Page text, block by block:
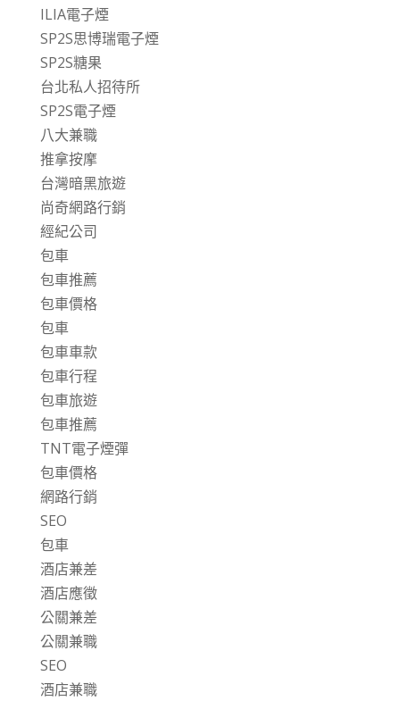
ILIA電子煙
SP2S思博瑞電子煙
SP2S糖果
台北私人招待所
SP2S電子煙
八大兼職
推拿按摩
台灣暗黑旅遊
尚奇網路行銷
經紀公司
包車
包車推薦
包車價格
包車
包車車款
包車行程
包車旅遊
包車推薦
TNT電子煙彈
包車價格
網路行銷
SEO
包車
酒店兼差
酒店應徵
公關兼差
公關兼職
SEO
酒店兼職